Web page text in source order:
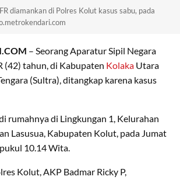
diamankan di Polres Kolut kasus sabu, pada
– Seorang Aparatur Sipil Negara
(42) tahun, di Kabupaten Kolaka Utara
(Sultra), ditangkap karena kasus
rumahnya di Lingkungan 1, Kelurahan
Lasusua, Kabupaten Kolut, pada Jumat
10.14 Wita.
Kolut, AKP Badmar Ricky P,